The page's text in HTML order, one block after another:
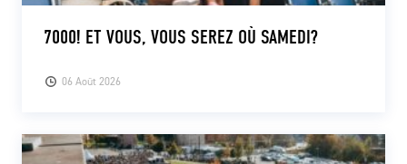
06 Août 2026
7000! ET VOUS, VOUS SEREZ OÙ SAMEDI?